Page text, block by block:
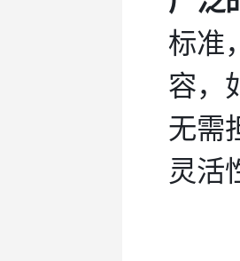
标准
容，
无需
灵活